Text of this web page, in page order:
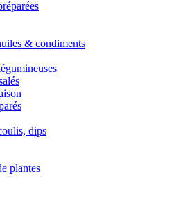
& condiments
dips
plantes